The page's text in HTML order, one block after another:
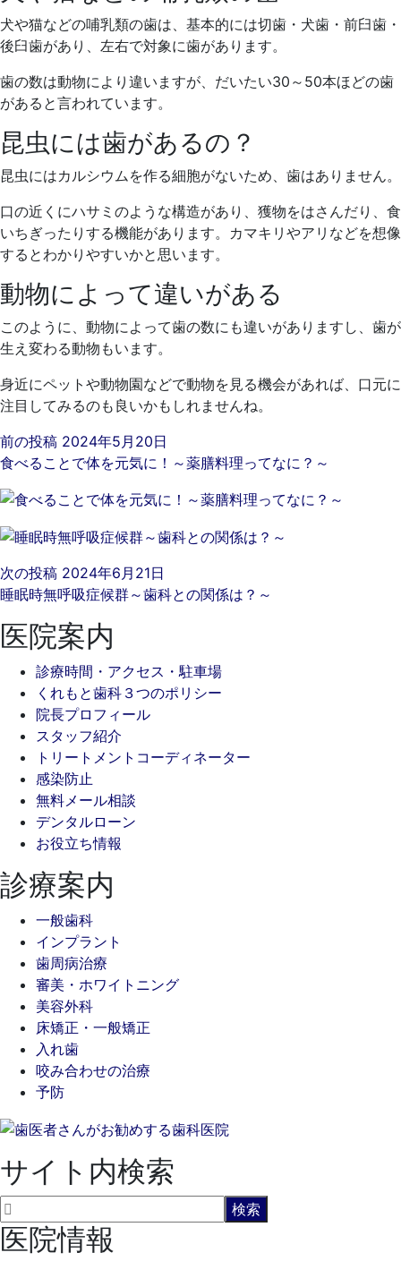
犬や猫などの哺乳類の歯は、基本的には切歯・犬歯・前臼歯・
後臼歯があり、左右で対象に歯があります。
歯の数は動物により違いますが、だいたい30～50本ほどの歯
があると言われています。
昆虫には歯があるの？
昆虫にはカルシウムを作る細胞がないため、歯はありません。
口の近くにハサミのような構造があり、獲物をはさんだり、食
いちぎったりする機能があります。カマキリやアリなどを想像
するとわかりやすいかと思います。
動物によって違いがある
このように、動物によって歯の数にも違いがありますし、歯が
生え変わる動物もいます。
身近にペットや動物園などで動物を見る機会があれば、口元に
注目してみるのも良いかもしれませんね。
前の投稿 2024年5月20日
食べることで体を元気に！～薬膳料理ってなに？～
次の投稿 2024年6月21日
睡眠時無呼吸症候群～歯科との関係は？～
医院案内
診療時間・アクセス・駐車場
くれもと歯科３つのポリシー
院長プロフィール
スタッフ紹介
トリートメントコーディネーター
感染防止
無料メール相談
デンタルローン
お役立ち情報
診療案内
一般歯科
インプラント
歯周病治療
審美・ホワイトニング
美容外科
床矯正・一般矯正
入れ歯
咬み合わせの治療
予防
サイト内検索
医院情報